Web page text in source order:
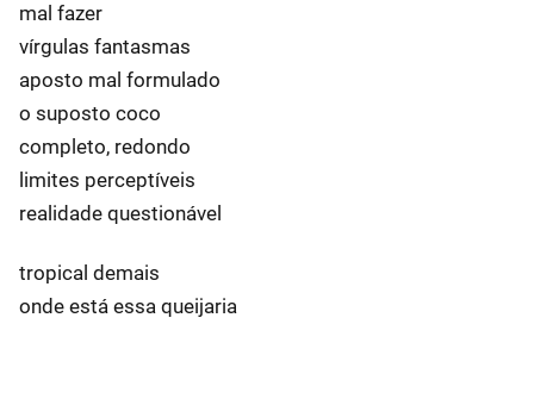
mal fazer
vírgulas fantasmas
aposto mal formulado
o suposto coco
completo, redondo
limites perceptíveis
realidade questionável
tropical demais
onde está essa queijaria